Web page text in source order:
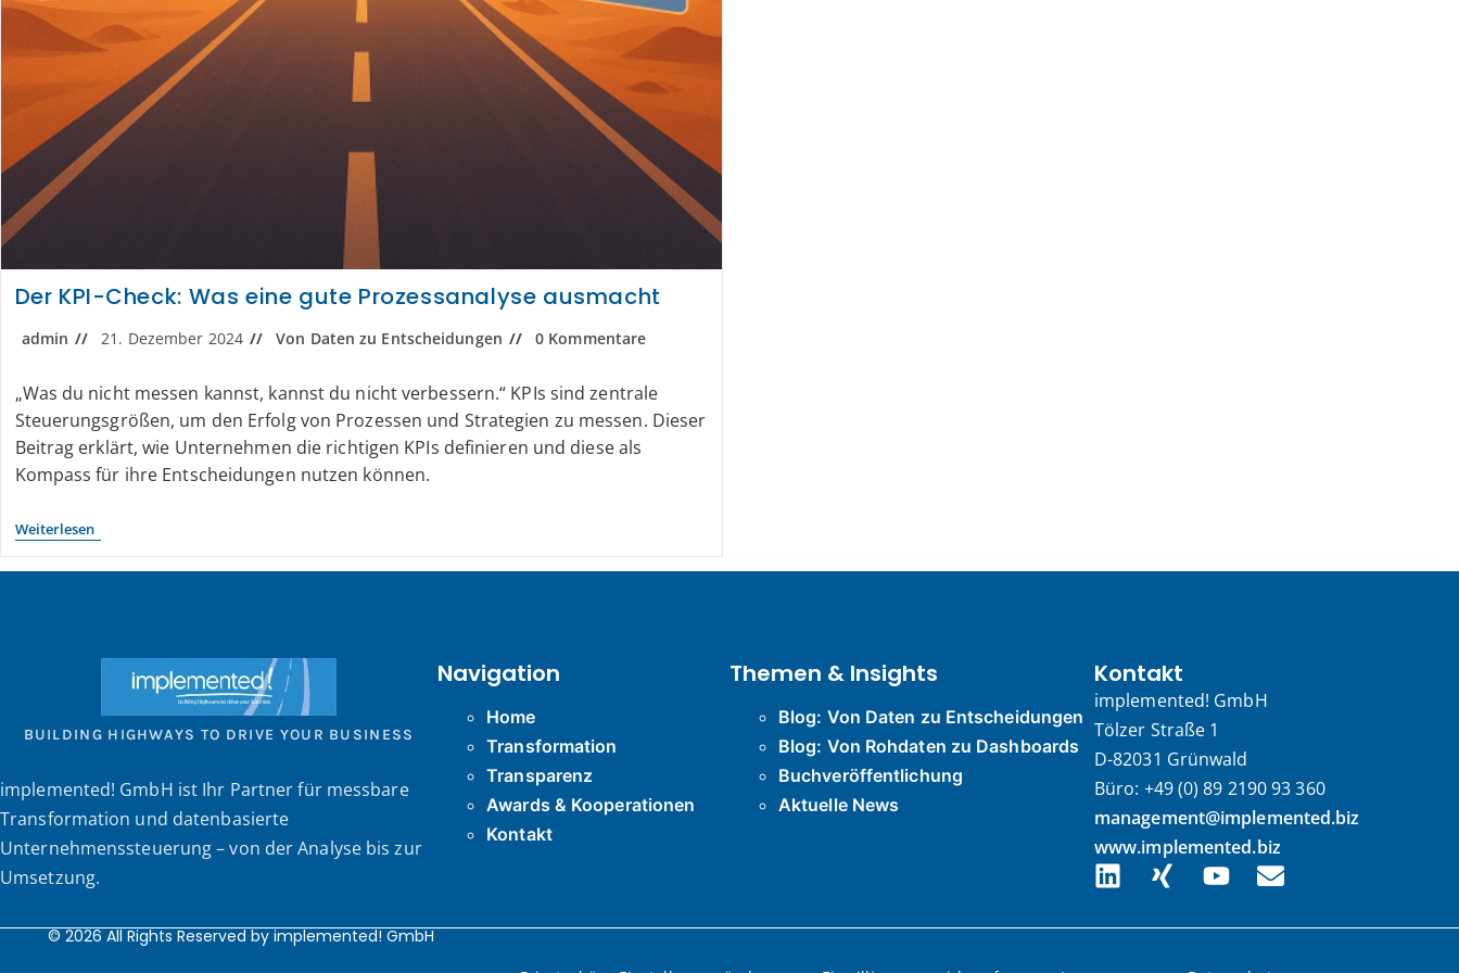
Der KPI-Check: Was eine gute Prozessanalyse ausmacht
admin 21. Dezember 2024 Von Daten zu Entscheidungen 0 Kommentare
„Was du nicht messen kannst, kannst du nicht verbessern.“ KPIs sind zentrale
Steuerungsgrößen, um den Erfolg von Prozessen und Strategien zu messen. Dieser
Beitrag erklärt, wie Unternehmen die richtigen KPIs definieren und diese als
Kompass für ihre Entscheidungen nutzen können.
Weiterlesen
BUILDING HIGHWAYS TO DRIVE YOUR BUSINESS
implemented! GmbH ist Ihr Partner für messbare
Transformation und datenbasierte
Unternehmenssteuerung – von der Analyse bis zur
Umsetzung.
Navigation
Home
Transformation
Transparenz
Awards & Kooperationen
Kontakt
Themen & Insights
Blog: Von Daten zu Entscheidungen
Blog: Von Rohdaten zu Dashboards
Buchveröffentlichung
Aktuelle News
Kontakt
implemented! GmbH
Tölzer Straße 1
D-82031 Grünwald
Büro: +49 (0) 89 2190 93 360
management@implemented.biz
www.implemented.biz
© 2026 All Rights Reserved by implemented! GmbH